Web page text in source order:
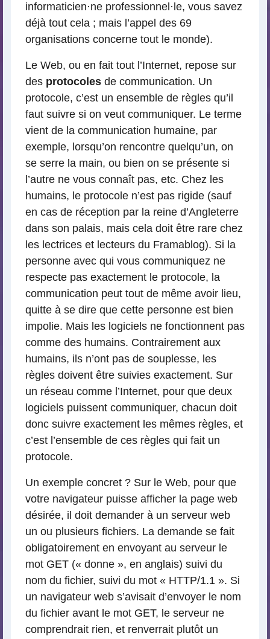
informaticien·ne professionnel · le, vous savez
déjà tout cela ; mais l’appel des 69
organisations concerne tout le monde).
Le Web, ou en fait tout l’Internet, repose sur
des protocoles de communication. Un
protocole, c’est un ensemble de règles qu’il
faut suivre si on veut communiquer. Le terme
vient de la communication humaine, par
exemple, lorsqu’on rencontre quelqu’un, on
se serre la main, ou bien on se présente si
l’autre ne vous connaît pas, etc. Chez les
humains, le protocole n’est pas rigide (sauf
en cas de réception par la reine d’Angleterre
dans son palais, mais cela doit être rare chez
les lectrices et lecteurs du Framablog). Si la
personne avec qui vous communiquez ne
respecte pas exactement le protocole, la
communication peut tout de même avoir lieu,
quitte à se dire que cette personne est bien
impolie. Mais les logiciels ne fonctionnent pas
comme des humains. Contrairement aux
humains, ils n’ont pas de souplesse, les
règles doivent être suivies exactement. Sur
un réseau comme l’Internet, pour que deux
logiciels puissent communiquer, chacun doit
donc suivre exactement les mêmes règles, et
c’est l’ensemble de ces règles qui fait un
protocole.
Un exemple concret ? Sur le Web, pour que
votre navigateur puisse afficher la page web
désirée, il doit demander à un serveur web
un ou plusieurs fichiers. La demande se fait
obligatoirement en envoyant au serveur le
mot GET (« donne », en anglais) suivi du
nom du fichier, suivi du mot « HTTP/1.1 ». Si
un navigateur web s’avisait d’envoyer le nom
du fichier avant le mot GET, le serveur ne
comprendrait rien, et renverrait plutôt un